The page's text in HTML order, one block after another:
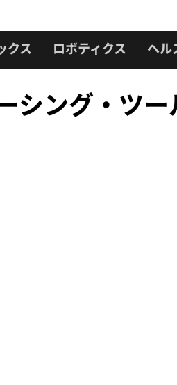
クス ロボティクス ヘル
シング・ツ